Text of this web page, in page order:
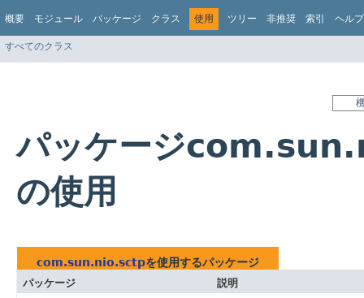
概要 モジュール パッケージ クラス 使用 ツリー 非推奨 索引 ヘルプ
すべてのクラス
パッケージ
の使用
com.sun.nio.sctpを使用するパッケージ
パッケージ
説明